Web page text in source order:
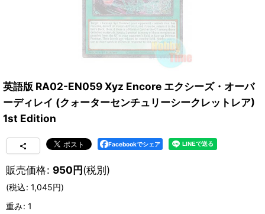
英語版 RA02-EN059 Xyz Encore エクシーズ・オーバ
ーディレイ (クォーターセンチュリーシークレットレア)
1st Edition
Facebookでシェア
販売価格: 950円(税別)
(税込: 1,045円)
重み: 1